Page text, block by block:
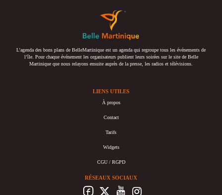
L’agenda des bons plans de BelleMartinique est un agenda qui regroupe tous les événements de
l’île. Pour chaque événement les organisateurs publient leurs soirées sur le site de Belle
Martinique que nous relayons ensuite auprès de la presse, les radios et télévisions.
LIENS UTILES
À propos
Contact
Tarifs
Widgets
CGU / RGPD
RÉSEAUX SOCIAUX